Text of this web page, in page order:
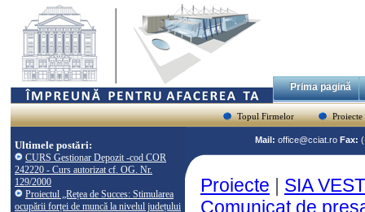
Prima pagină
Topul Firmelor Proiecte
Ultimele postări:
CURS Gestionar Depozit -cod COR
242220 - Curs autorizat cf. OG. Nr.
129/2000
Proiectul „Rețea de Succes: Stimularea
ocupării forței de muncă la nivelul județului
Mail: office@cciat.ro Fax:
Proiecte | SIA
Comunicat de